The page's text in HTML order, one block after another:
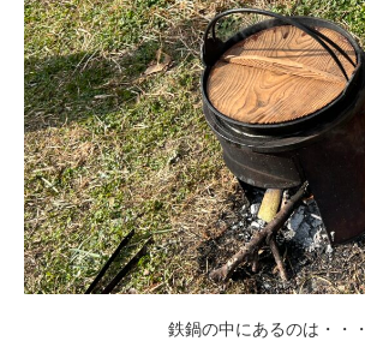
鉄鍋の中にあるのは・・・